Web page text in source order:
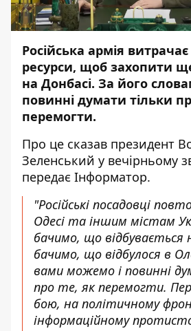
Російська армія
ресурси, щоб захопити
на Донбасі. За його
повинні думати тільки
перемогти.
Про це сказав президент
Зеленський у вечірньому
передає Інформатор.
"Російські посадовці
Одесі та іншим містам
бачимо, що відбувається
бачимо, що відбулося в
вами можемо і повинні
про те, як перемогти.
бою, на політичному
інформаційному